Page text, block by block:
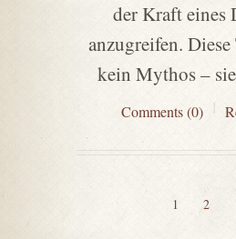
der Kraft eines
anzugreifen.
kein Mythos –
Comments (0)
1 2